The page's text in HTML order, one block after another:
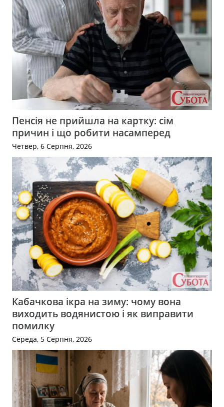
Пенсія не прийшла на картку: сім
причин і що робити насамперед
Четвер, 6 Серпня, 2026
Кабачкова ікра на зиму: чому вона
виходить водянистою і як виправити
помилку
Середа, 5 Серпня, 2026